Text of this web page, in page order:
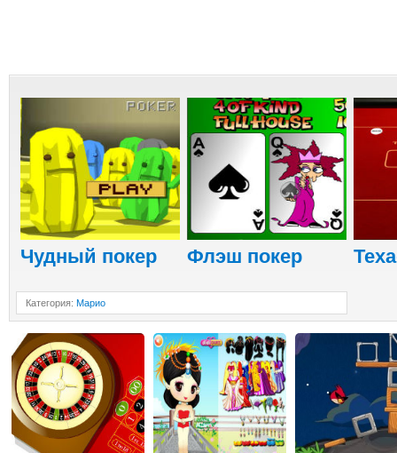
Чудный покер Флэш покер
Категория: Марио